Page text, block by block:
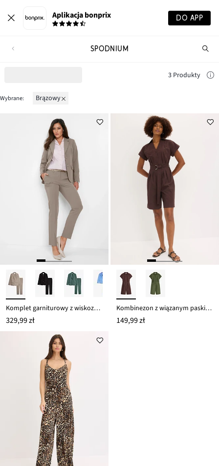
Aplikacja bonprix DO APP
SPODNIUM
3 Produkty
Wybrane: brązowy
Komplet garniturowy z wiskozą (2 szt.)
329,99 zł
Kombinezon z wiązanym paskiem
149,99 zł